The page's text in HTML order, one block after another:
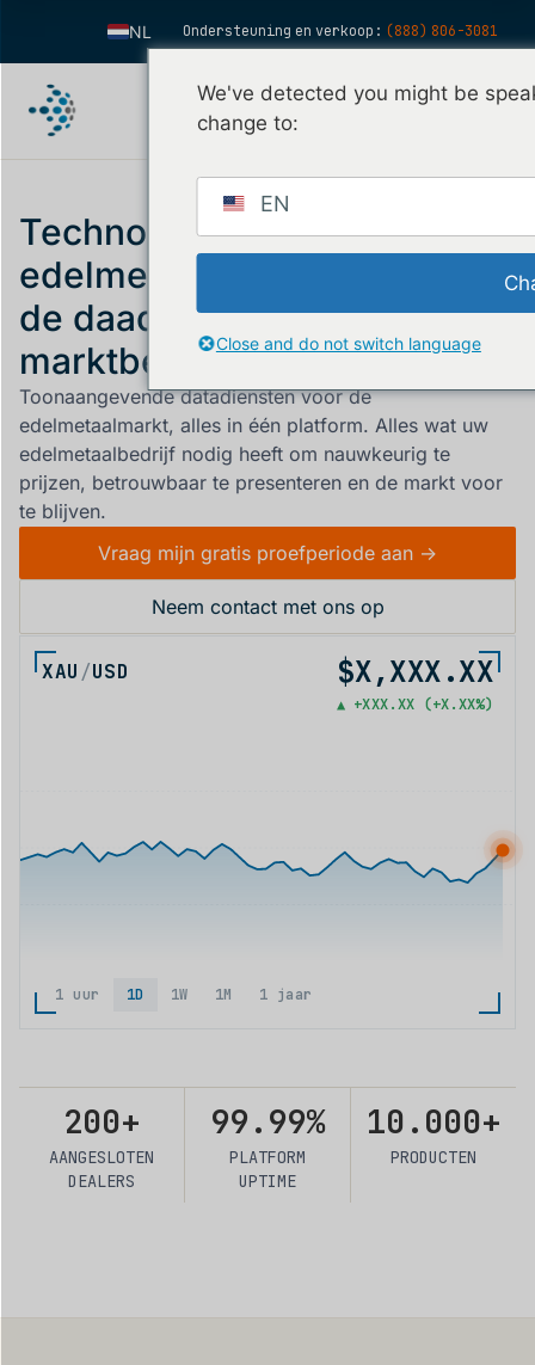
NL
FI
DE
ZH
PT
Ondersteuning en verkoop: (888) 806-3081
Technologie voor
edelmetalen, afgestemd op
de daadwerkelijke
marktbewegingen.
Toonaangevende datadiensten voor de
edelmetaalmarkt, alles in één platform. Alles wat uw
edelmetaalbedrijf nodig heeft om nauwkeurig te
prijzen, betrouwbaar te presenteren en de markt voor
te blijven.
Vraag mijn gratis proefperiode aan ->
Neem contact met ons op
XAU /USD $X,XXX.XX
▲ +XXX.XX (+X.XX%)
1 uur 1D 1W 1M 1 jaar
200+
AANGESLOTEN
DEALERS
99.99%
PLATFORM
UPTIME
10.000+
PRODUCTEN
We've detected you might be
change to:
EN
Close and do not switch language